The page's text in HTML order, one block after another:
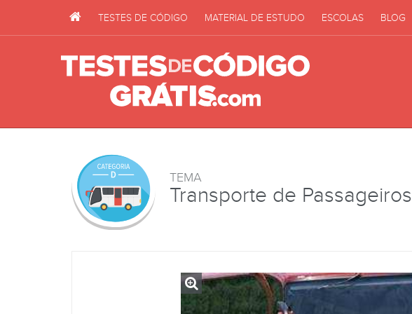
TESTES DE CÓDIGO MATERIAL DE ESTUDO ESCOLAS BLOG
TEMA
Transporte de Passageiros